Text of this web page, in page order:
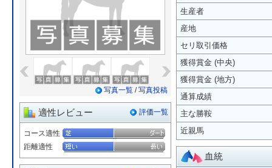
写真一覧 /写真投稿
適性レビュー 評価一覧
コース適性
距離適性
生産者
産地
セリ取引価格
獲得賞金 (中央)
獲得賞金 (地方)
通算成績
主な勝鞍
近親馬
血統